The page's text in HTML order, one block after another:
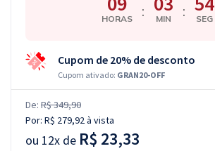
HORAS : MIN : SEG
Cupom de 20% de desconto
Cupom ativado: GRAN20-OFF
De: R$ 349,90
Por: R$ 279,92à vista
ou 12x de R$ 23,33